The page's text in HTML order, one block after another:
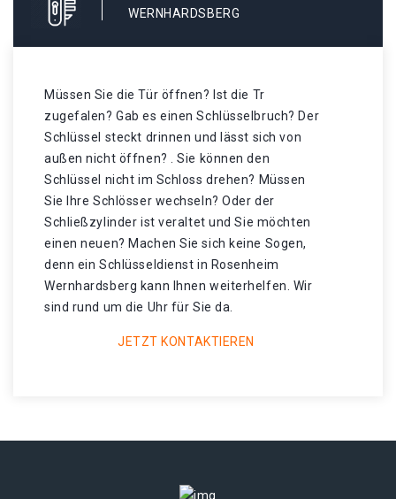
WERNHARDSBERG
Müssen Sie die Tür öffnen? Ist die Tr
zugefalen? Gab es einen Schlüsselbruch? Der
Schlüssel steckt drinnen und lässt sich von
außen nicht öffnen? . Sie können den
Schlüssel nicht im Schloss drehen? Müssen
Sie Ihre Schlösser wechseln? Oder der
Schließzylinder ist veraltet und Sie möchten
einen neuen? Machen Sie sich keine Sogen,
denn ein Schlüsseldienst in Rosenheim
Wernhardsberg kann Ihnen weiterhelfen. Wir
sind rund um die Uhr für Sie da.
JETZT KONTAKTIEREN